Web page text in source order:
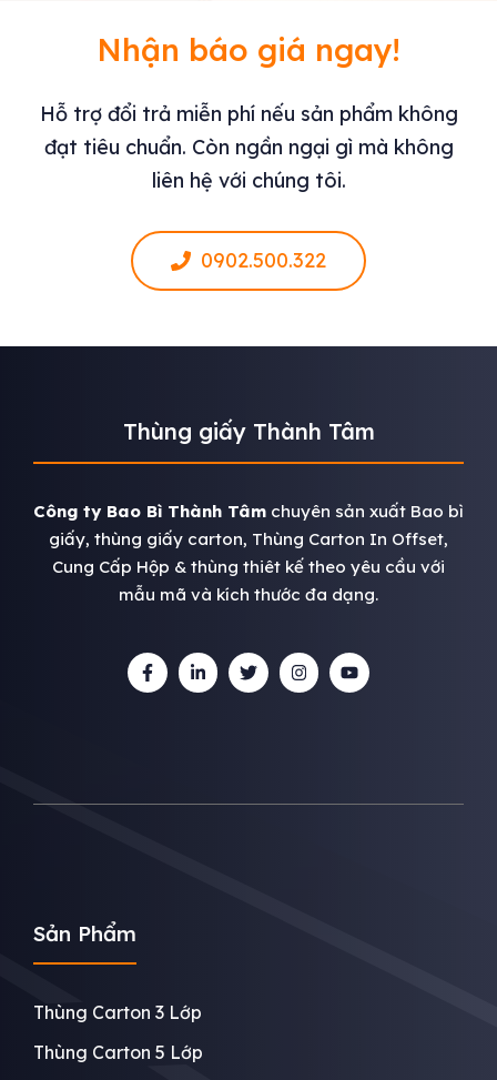
Nhận báo giá ngay!
Hỗ trợ đổi trả miễn phí nếu sản phẩm không
đạt tiêu chuẩn. Còn ngần ngại gì mà không
liên hệ với chúng tôi.
0902.500.322
Thùng giấy Thành Tâm
Công ty Bao Bì Thành Tâm chuyên sản xuất Bao bì
giấy, thùng giấy carton, Thùng Carton In Offset,
Cung Cấp Hộp & thùng thiêt kế theo yêu cầu với
mẫu mã và kích thước đa dạng.
Sản Phẩm
Thùng Carton 3 Lớp
Thùng Carton 5 Lớp